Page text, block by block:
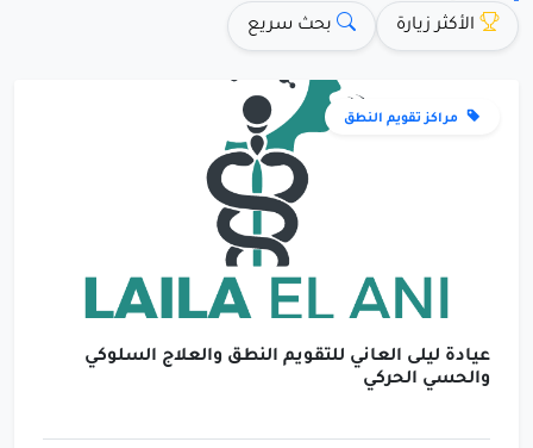
الأكثر زيارة بحث سريع
مراكز تقويم النطق
عيادة ليلى العاني للتقويم النطق والعلاج السلوكي
والحسي الحركي